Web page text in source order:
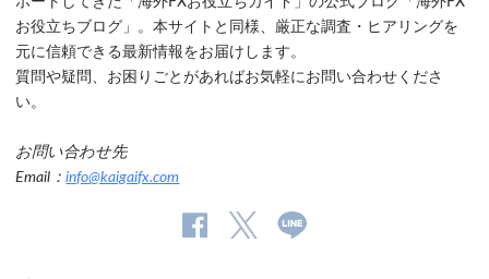
お役立ちブログ」。本サイトと同様、厳正な調査・ヒアリングを
元に信頼できる最新情報をお届けします。
質問や疑問、お困りごとがあればお気軽にお問い合わせくださ
い。
お問い合わせ先
Email：info@kaigaifx.com